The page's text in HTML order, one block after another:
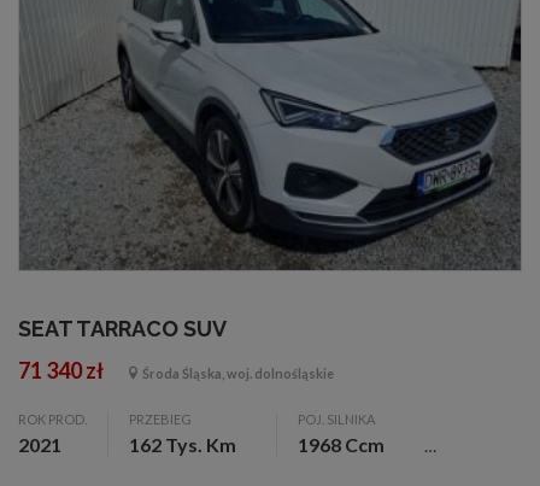
SEAT TARRACO SUV
71 340 zł Środa Śląska, woj. dolnośląskie
ROK PROD.
2021
PRZEBIEG
162 Tys. Km
POJ. SILNIKA
1968 Ccm